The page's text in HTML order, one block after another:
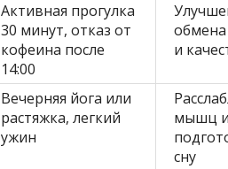
Активная прогулка
30 минут, отказ от
кофеина после
14:00
и
Вечерняя йога или
растяжка, легкий
ужин
мышц
сну